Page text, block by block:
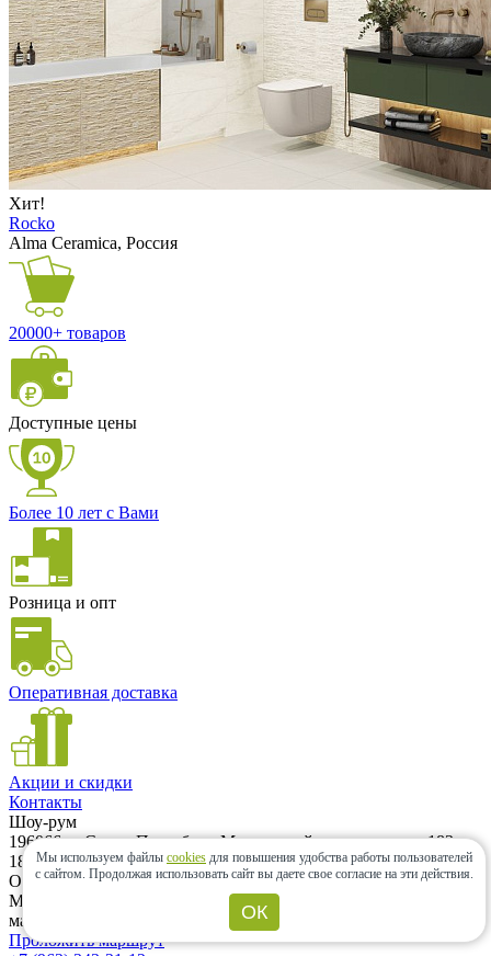
Хит!
Rocko
Alma Ceramica, Россия
20000+ товаров
Доступные цены
Более 10 лет с Вами
Розница и опт
Оперативная доставка
Акции и скидки
Контакты
Шоу-рум
196066, г. Санкт-Петербург, Московский проспект, дом 183–
185Ак2А. Шоу-рум находится на территории ЖК «Граф
Орлов». (500м от метро Московская) Вход возможен с
Московского проспекта и с Варшавской улицы. Заезд на
машине только с Варшавской улицы.
Проложить маршрут
Мы используем файлы cookies для повышения удобства работы пользователей
с сайтом. Продолжая использовать сайт вы даете свое согласие на эти действия.
ОК